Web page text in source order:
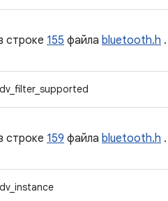
строке 155 файла bluetooth.h .
строке 159 файла bluetooth.h .